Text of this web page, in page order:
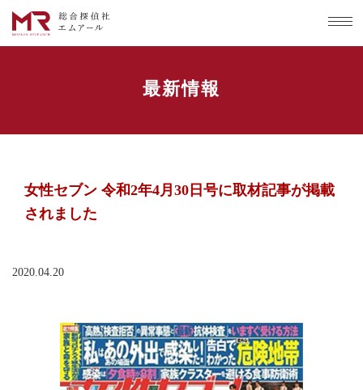
最新情報
女性セブン 令和2年4月30日号に取材記事が掲載
されました
2020.04.20